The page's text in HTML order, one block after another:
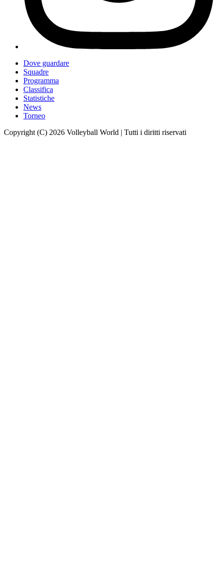
Dove guardare
Squadre
Programma
Classifica
Statistiche
News
Torneo
Copyright (C) 2026 Volleyball World | Tutti i diritti riservati